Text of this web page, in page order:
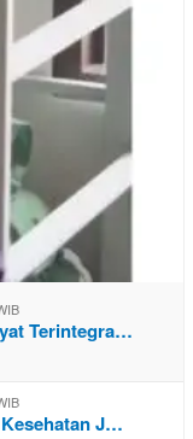
Terintegra…
J…